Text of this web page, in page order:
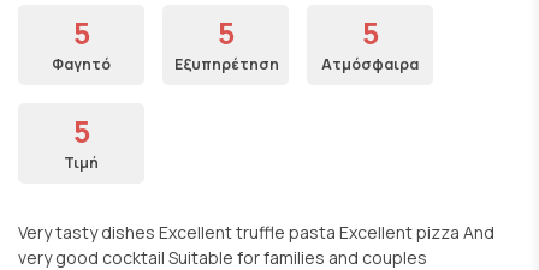
5
Φαγητό
5
Εξυπηρέτηση
5
Ατμόσφαιρα
5
Τιμή
Very tasty dishes Excellent truffle pasta Excellent pizza And
very good cocktail Suitable for families and couples